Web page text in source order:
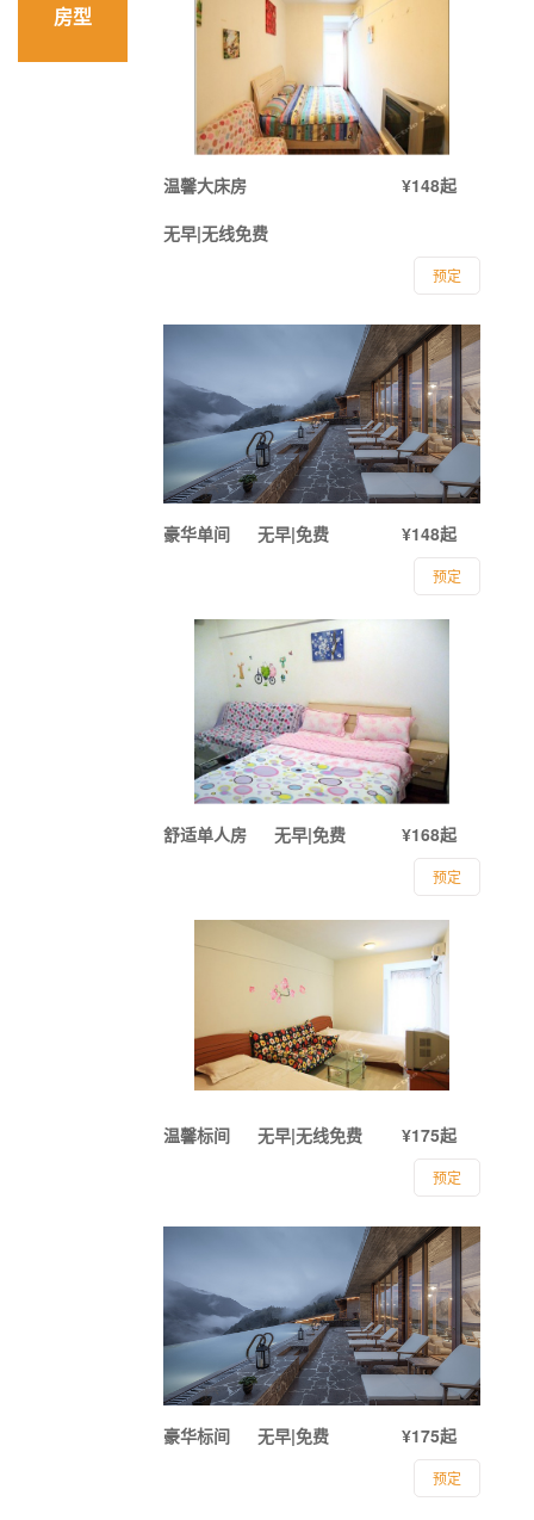
房型
温馨大床房
¥148起
无早|无线免费
预定
豪华单间 ¥148起
无早|免费
预定
舒适单人房 ¥168起
无早|免费
预定
温馨标间 ¥175起
无早|无线免费
预定
豪华标间 ¥175起
无早|免费
预定